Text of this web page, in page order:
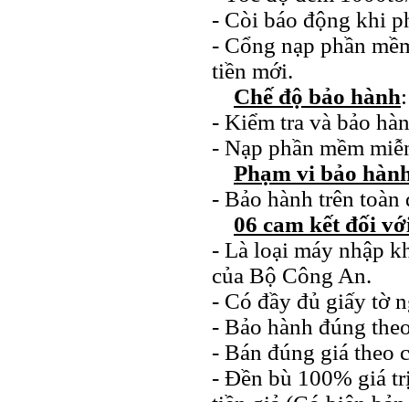
- Còi báo động khi
- Cổng nạp phần
tiền mới.
Chế độ bảo hành:
- Kiểm tra và bảo
- Nạp phần mềm
Phạm vi bảo
- Bảo hành trên toàn
06 cam kết đối
- Là loại máy nhập
của Bộ Công An.
- Có đầy đủ giấy tờ
- Bảo hành đúng
- Bán đúng giá theo
- Đền bù 100% giá